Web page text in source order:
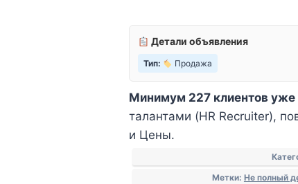
Детали объявления
Тип: Продажа
Минимум 227 клиентов уже
талантами (HR Recruiter),
и Цены.
Метки: Не полный